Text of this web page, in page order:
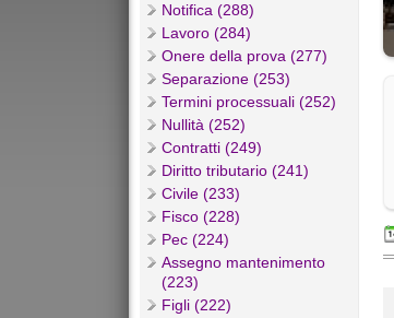
Notifica (288)
Lavoro (284)
Onere della prova (277)
Separazione (253)
Termini processuali (252)
Nullità (252)
Contratti (249)
Diritto tributario (241)
Civile (233)
Fisco (228)
Pec (224)
Assegno mantenimento
(223)
Figli (222)